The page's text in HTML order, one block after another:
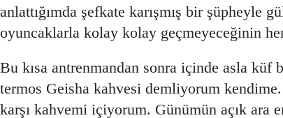
anlattığımda şefkate karışmış bir şüpheyle
oyuncaklarla kolay kolay geçmeyeceğinin
Bu kısa antrenmandan sonra içinde asla
termos Geisha kahvesi demliyorum
karşı kahvemi içiyorum. Günümün açık ara